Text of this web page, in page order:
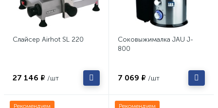
Слайсер Airhot SL 220
27 146 ₽ /шт
Соковыжималка JAU J-
800
7 069 ₽ /шт
Рекомендуем Рекомендуем